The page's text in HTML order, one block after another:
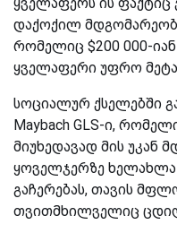
დაქოქილ
რომელიც $200 000-იან
ყველაფერი უფრო
სოციალურ ქსელებში
Maybach GLS-ი,
მიუხედავად მის უკან
ყოველჯერზე ხელახლა
გაჩერებას, თავის
თვითმხილველიც